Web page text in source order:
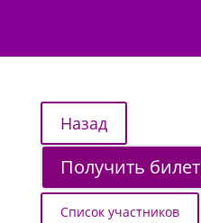
Получить билет
Список участников